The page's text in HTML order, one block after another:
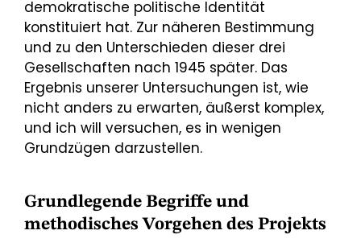
demokratische politische Identität
konstituiert hat. Zur näheren Bestimmung
und zu den Unterschieden dieser drei
Gesellschaften nach 1945 später. Das
Ergebnis unserer Untersuchungen ist, wie
nicht anders zu erwarten, äußerst komplex,
und ich will versuchen, es in wenigen
Grundzügen darzustellen.
Grundlegende Begriffe und
methodisches Vorgehen des Projekts